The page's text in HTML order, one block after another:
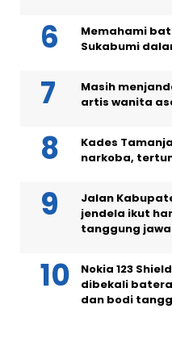
Memahami
Sukabumi
Masih
artis wanita
Kades
narkoba,
Jalan
jendela ikut
tanggung
Nokia 123
dibekali
dan bodi